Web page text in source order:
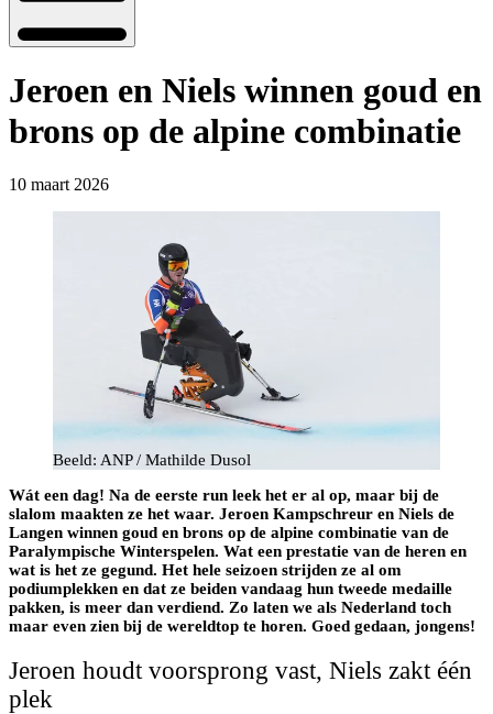
Jeroen en Niels winnen goud en
brons op de alpine combinatie
10 maart 2026
Beeld: ANP / Mathilde Dusol
Wát een dag! Na de eerste run leek het er al op, maar bij de
slalom maakten ze het waar. Jeroen Kampschreur en Niels de
Langen winnen goud en brons op de alpine combinatie van de
Paralympische Winterspelen. Wat een prestatie van de heren en
wat is het ze gegund. Het hele seizoen strijden ze al om
podiumplekken en dat ze beiden vandaag hun tweede medaille
pakken, is meer dan verdiend. Zo laten we als Nederland toch
maar even zien bij de wereldtop te horen. Goed gedaan, jongens!
Jeroen houdt voorsprong vast, Niels zakt één
plek